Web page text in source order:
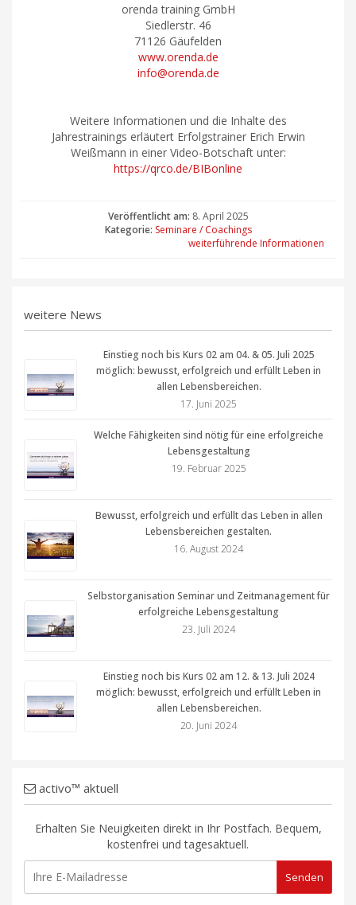
orenda training GmbH
Siedlerstr. 46
71126 Gäufelden
www.orenda.de
info@orenda.de
Weitere Informationen und die Inhalte des
Jahrestrainings erläutert Erfolgstrainer Erich Erwin
Weißmann in einer Video-Botschaft unter:
https://qrco.de/BIBonline
Veröffentlicht am: 8. April 2025
Kategorie: Seminare / Coachings
weiterführende Informationen
weitere News
Einstieg noch bis Kurs 02 am 04. & 05. Juli 2025
möglich: bewusst, erfolgreich und erfüllt Leben in
allen Lebensbereichen.
17. Juni 2025
Welche Fähigkeiten sind nötig für eine erfolgreiche
Lebensgestaltung
19. Februar 2025
Bewusst, erfolgreich und erfüllt das Leben in allen
Lebensbereichen gestalten.
16. August 2024
Selbstorganisation Seminar und Zeitmanagement für
erfolgreiche Lebensgestaltung
23. Juli 2024
Einstieg noch bis Kurs 02 am 12. & 13. Juli 2024
möglich: bewusst, erfolgreich und erfüllt Leben in
allen Lebensbereichen.
20. Juni 2024
activo™ aktuell
Erhalten Sie Neuigkeiten direkt in Ihr Postfach. Bequem,
kostenfrei und tagesaktuell.